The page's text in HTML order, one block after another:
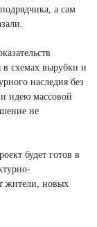
а сам
в схемах вырубки и
наследия без
идею массовой
не
будет готов в
жители, новых